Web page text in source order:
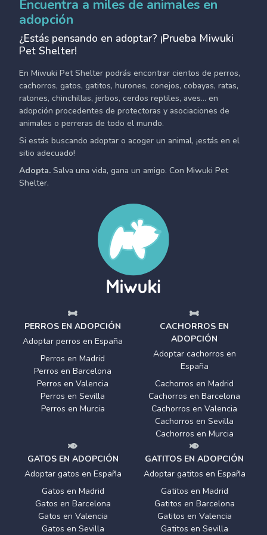
Encuentra a miles de animales en
adopción
¿Estás pensando en adoptar? ¡Prueba Miwuki
Pet Shelter!
En Miwuki Pet Shelter podrás encontrar cientos de perros,
cachorros, gatos, gatitos, hurones, conejos, cobayas, ratas,
ratones, chinchillas, jerbos, cerdos reptiles, aves... en
adopción procedentes de protectoras y asociaciones de
animales o perreras de todo el mundo.
Si estás buscando adoptar o acoger un animal, ¡estás en el
sitio adecuado!
Adopta. Salva una vida, gana un amigo. Con Miwuki Pet
Shelter.
PERROS EN ADOPCIÓN
Adoptar perros en España
Perros en Madrid
Perros en Barcelona
Perros en Valencia
Perros en Sevilla
Perros en Murcia
CACHORROS EN
ADOPCIÓN
Adoptar cachorros en
España
Cachorros en Madrid
Cachorros en Barcelona
Cachorros en Valencia
Cachorros en Sevilla
Cachorros en Murcia
GATOS EN ADOPCIÓN
Adoptar gatos en España
Gatos en Madrid
Gatos en Barcelona
Gatos en Valencia
Gatos en Sevilla
GATITOS EN ADOPCIÓN
Adoptar gatitos en España
Gatitos en Madrid
Gatitos en Barcelona
Gatitos en Valencia
Gatitos en Sevilla